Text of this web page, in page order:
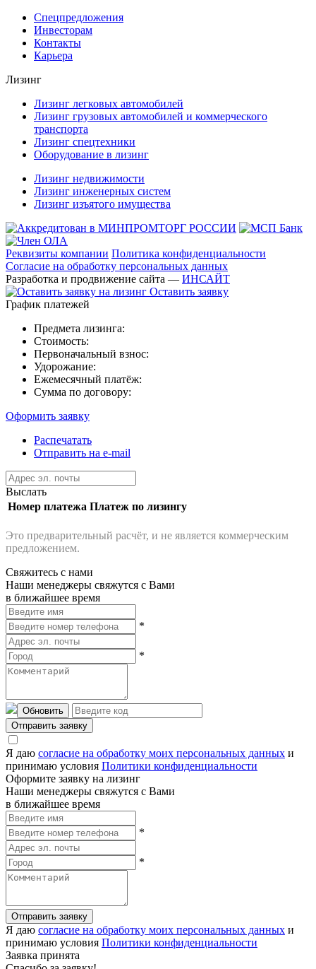
Спецпредложения
Инвесторам
Контакты
Карьера
Лизинг
Лизинг легковых автомобилей
Лизинг грузовых автомобилей и коммерческого
транспорта
Лизинг спецтехники
Оборудование в лизинг
Лизинг недвижимости
Лизинг инженерных систем
Лизинг изъятого имущества
Реквизиты компании Политика конфиденциальности
Согласие на обработку персональных данных
Разработка и продвижение сайта — ИНСАЙТ
Оставить заявку
График платежей
Предмета лизинга:
Стоимость:
Первоначальный взнос:
Удорожание:
Ежемесячный платёж:
Сумма по договору:
Оформить заявку
Распечатать
Отправить на e-mail
Выслать
Номер платежа Платеж по лизингу
Это предварительный расчёт, и не является коммерческим
предложением.
Свяжитесь с нами
Наши менеджеры свяжутся с Вами
в ближайшее время
*
*
Обновить
Отправить заявку
Я даю согласие на обработку моих персональных данных и
принимаю условия Политики конфиденциальности
Оформите заявку на лизинг
Наши менеджеры свяжутся с Вами
в ближайшее время
*
*
Отправить заявку
Я даю согласие на обработку моих персональных данных и
принимаю условия Политики конфиденциальности
Заявка принята